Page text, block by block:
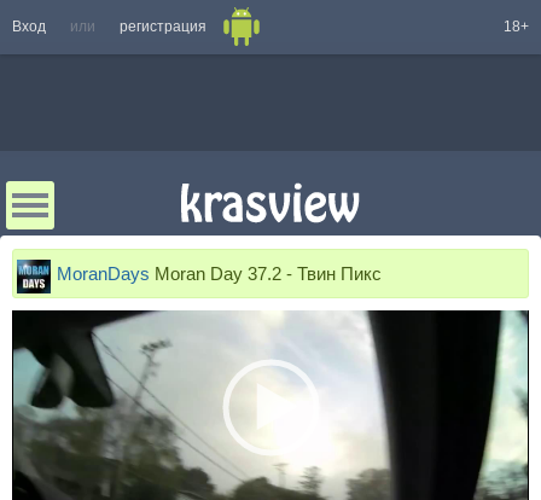
Вход или регистрация 18+
MoranDays Moran Day 37.2 - Твин Пикс